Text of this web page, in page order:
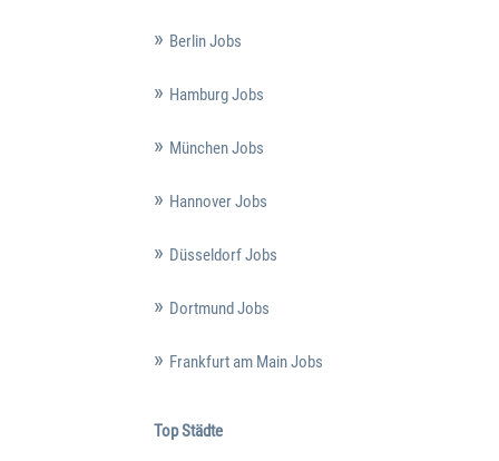
Berlin Jobs
Hamburg Jobs
München Jobs
Hannover Jobs
Düsseldorf Jobs
Dortmund Jobs
Frankfurt am Main Jobs
Top Städte